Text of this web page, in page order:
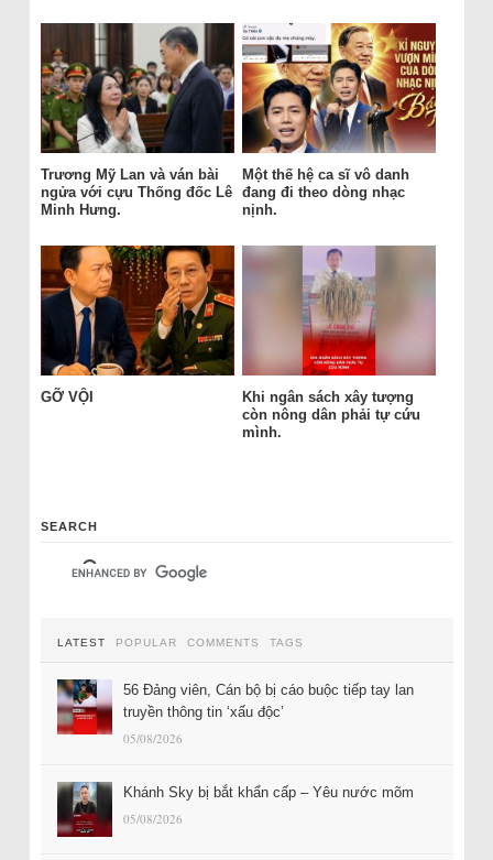
Trương Mỹ Lan và ván bài
ngửa với cựu Thống đốc Lê
Minh Hưng.
Một thế hệ ca sĩ vô danh
đang đi theo dòng nhạc
nịnh.
GỠ VỘI
Khi ngân sách xây tượng
còn nông dân phải tự cứu
mình.
SEARCH
LATEST POPULAR COMMENTS TAGS
56 Đảng viên, Cán bộ bị cáo buộc tiếp tay lan
truyền thông tin ‘xấu độc’
05/08/2026
Khánh Sky bị bắt khẩn cấp – Yêu nước mõm
05/08/2026